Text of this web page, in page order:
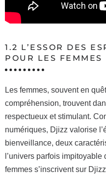
1.2 L’ESSOR DES
POUR LES FEMMES
Les femmes, souvent en
compréhension, trouvent
respectueux et stimulant.
numériques, Djizz valorise
bienveillance, deux
l’univers parfois
femmes s’inscrivent sur